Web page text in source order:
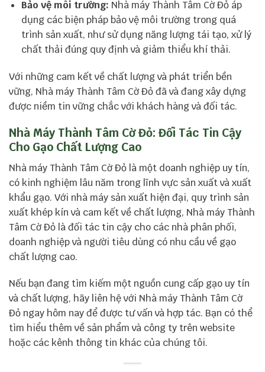
Bảo vệ môi trường: Nhà máy Thành Tâm Cờ Đỏ áp
dụng các biện pháp bảo vệ môi trường trong quá
trình sản xuất, như sử dụng năng lượng tái tạo, xử lý
chất thải đúng quy định và giảm thiểu khí thải.
Với những cam kết về chất lượng và phát triển bền
vững, Nhà máy Thành Tâm Cờ Đỏ đã và đang xây dựng
được niềm tin vững chắc với khách hàng và đối tác.
Nhà Máy Thành Tâm Cờ Đỏ: Đối Tác Tin Cậy
Cho Gạo Chất Lượng Cao
Nhà máy Thành Tâm Cờ Đỏ là một doanh nghiệp uy tín,
có kinh nghiệm lâu năm trong lĩnh vực sản xuất và xuất
khẩu gạo. Với nhà máy sản xuất hiện đại, quy trình sản
xuất khép kín và cam kết về chất lượng, Nhà máy Thành
Tâm Cờ Đỏ là đối tác tin cậy cho các nhà phân phối,
doanh nghiệp và người tiêu dùng có nhu cầu về gạo
chất lượng cao.
Nếu bạn đang tìm kiếm một nguồn cung cấp gạo uy tín
và chất lượng, hãy liên hệ với Nhà máy Thành Tâm Cờ
Đỏ ngay hôm nay để được tư vấn và hợp tác. Bạn có thể
tìm hiểu thêm về sản phẩm và công ty trên website
hoặc các kênh thông tin khác của chúng tôi.